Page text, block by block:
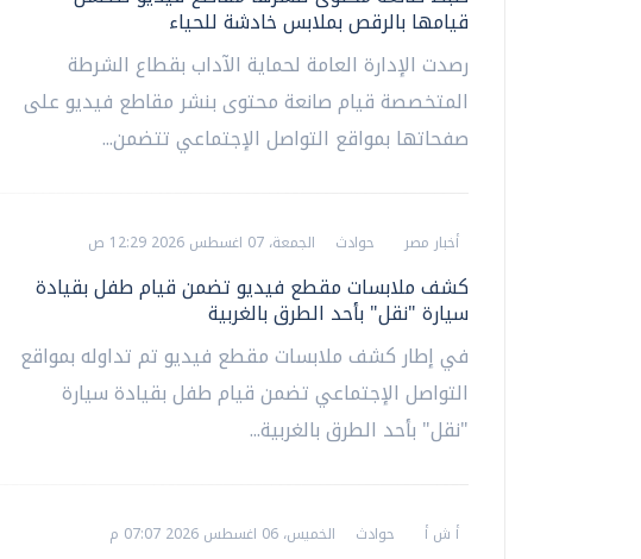
قيامها بالرقص بملابس خادشة للحياء
رصدت الإدارة العامة لحماية الآداب بقطاع الشرطة
المتخصصة قيام صانعة محتوى بنشر مقاطع فيديو على
صفحاتها بمواقع التواصل الإجتماعي تتضمن...
أخبار مصر حوادث الجمعة، 07 اغسطس 2026 12:29 ص
كشف ملابسات مقطع فيديو تضمن قيام طفل بقيادة
سيارة "نقل" بأحد الطرق بالغربية
في إطار كشف ملابسات مقطع فيديو تم تداوله بمواقع
التواصل الإجتماعي تضمن قيام طفل بقيادة سيارة
"نقل" بأحد الطرق بالغربية...
أ ش أ حوادث الخميس، 06 اغسطس 2026 07:07 م